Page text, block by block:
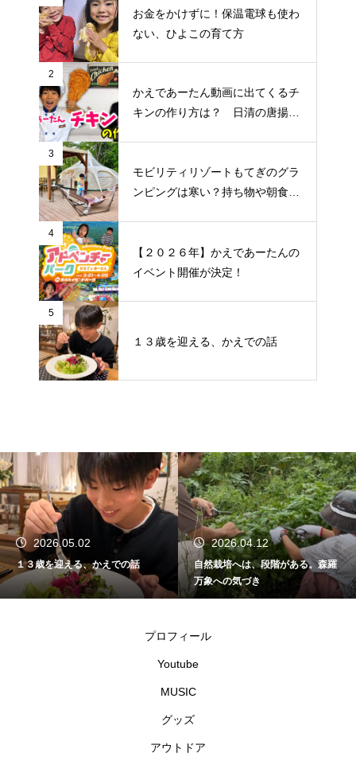
お金をかけずに！保温電球も使わ
ない、ひよこの育て方
2
かえであーたん動画に出てくるチ
キンの作り方は？ 日清の唐揚げ
3
モビリティリゾートもてぎのグラ
ンピングは寒い？持ち物や朝食
4
【２０２６年】かえであーたんの
イベント開催が決定！
5
１３歳を迎える、かえでの話
2026.05.02
１３歳を迎える、かえでの話
2026.04.12
自然栽培へは、段階がある。森羅
万象への気づき
プロフィール
Youtube
MUSIC
グッズ
アウトドア